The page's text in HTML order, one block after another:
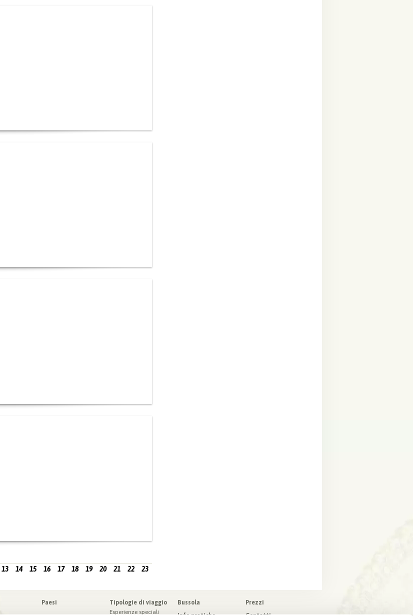
13 14 15 16 17 18 19 20 21 22 23
Paesi
Tipologie di viaggio
Esperienze speciali
Bussola
Prezzi